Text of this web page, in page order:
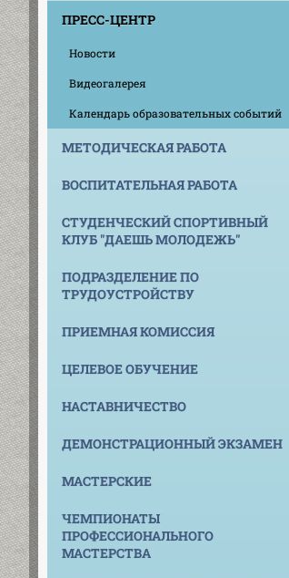
ПРЕСС-ЦЕНТР
Новости
Видеогалерея
Календарь образовательных событий
МЕТОДИЧЕСКАЯ РАБОТА
ВОСПИТАТЕЛЬНАЯ РАБОТА
СТУДЕНЧЕСКИЙ СПОРТИВНЫЙ
КЛУБ "ДАЕШЬ МОЛОДЕЖЬ"
ПОДРАЗДЕЛЕНИЕ ПО
ТРУДОУСТРОЙСТВУ
ПРИЕМНАЯ КОМИССИЯ
ЦЕЛЕВОЕ ОБУЧЕНИЕ
НАСТАВНИЧЕСТВО
ДЕМОНСТРАЦИОННЫЙ ЭКЗАМЕН
МАСТЕРСКИЕ
ЧЕМПИОНАТЫ
ПРОФЕССИОНАЛЬНОГО
МАСТЕРСТВА